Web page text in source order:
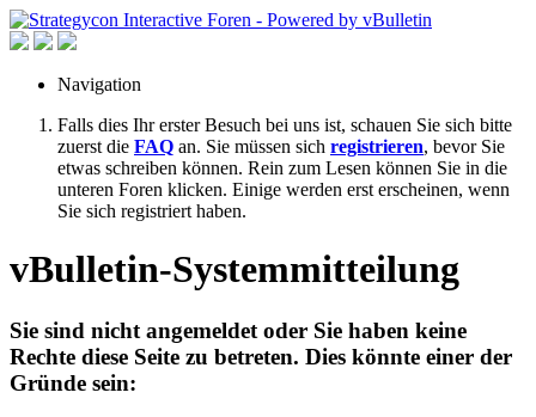
Navigation
Falls dies Ihr erster Besuch bei uns ist, schauen Sie sich bitte
zuerst die FAQ an. Sie müssen sich registrieren, bevor Sie
etwas schreiben können. Rein zum Lesen können Sie in die
unteren Foren klicken. Einige werden erst erscheinen, wenn
Sie sich registriert haben.
vBulletin-Systemmitteilung
Sie sind nicht angemeldet oder Sie haben keine
Rechte diese Seite zu betreten. Dies könnte einer der
Gründe sein: